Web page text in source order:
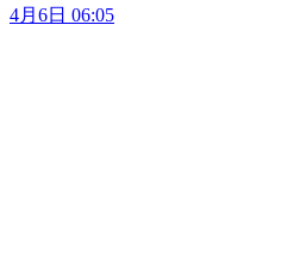
4月6日 06:05